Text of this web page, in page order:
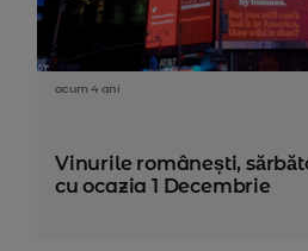
acum 4 ani
Vinurile românești,
cu ocazia 1 Decembrie